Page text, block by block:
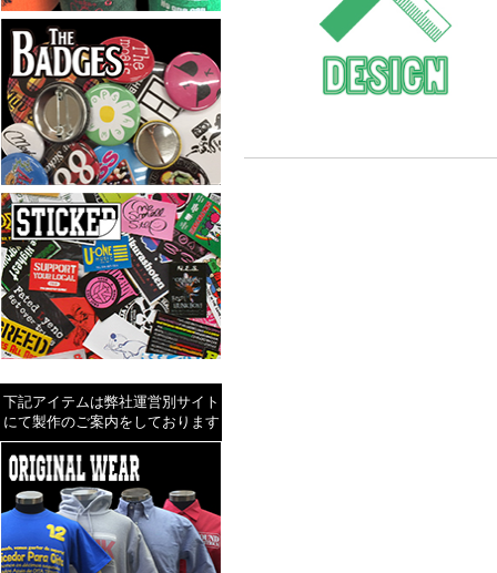
下記アイテムは弊社運営別サイト
にて製作のご案内をしております